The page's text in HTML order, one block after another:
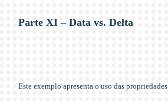
Parte XI – Data vs. Delta
Este exemplo apresenta o uso das propriedades